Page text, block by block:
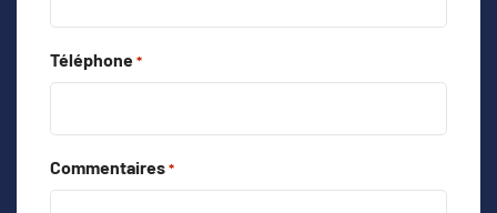
Téléphone *
Commentaires *